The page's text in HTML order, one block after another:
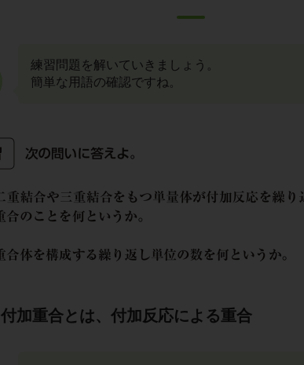
練習問題を解いていきましょう。
簡単な用語の確認ですね。
付加重合とは、付加反応による重合